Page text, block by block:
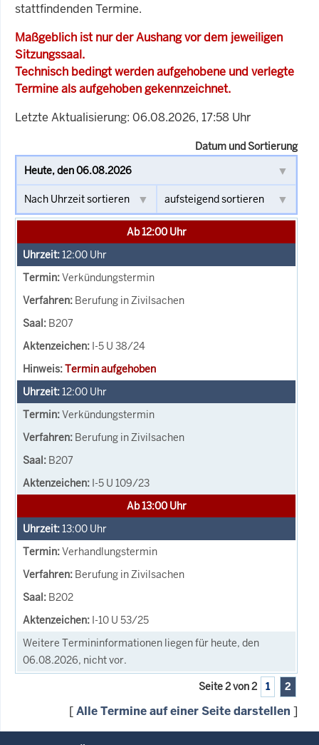
stattfindenden Termine.
Maßgeblich ist nur der Aushang vor dem jeweiligen
Sitzungssaal.
Technisch bedingt werden aufgehobene und verlegte
Termine als aufgehoben gekennzeichnet.
Letzte Aktualisierung: 06.08.2026, 17:58 Uhr
Datum und Sortierung
Ab 12:00 Uhr
12:00 Uhr
Verkündungstermin
Berufung in Zivilsachen
B207
I-5 U 38/24
Termin aufgehoben
12:00 Uhr
Verkündungstermin
Berufung in Zivilsachen
B207
I-5 U 109/23
Ab 13:00 Uhr
13:00 Uhr
Verhandlungstermin
Berufung in Zivilsachen
B202
I-10 U 53/25
Weitere Termininformationen liegen für heute, den
06.08.2026, nicht vor.
Seite 2 von 2 1 2
[Alle Termine auf einer Seite darstellen ]